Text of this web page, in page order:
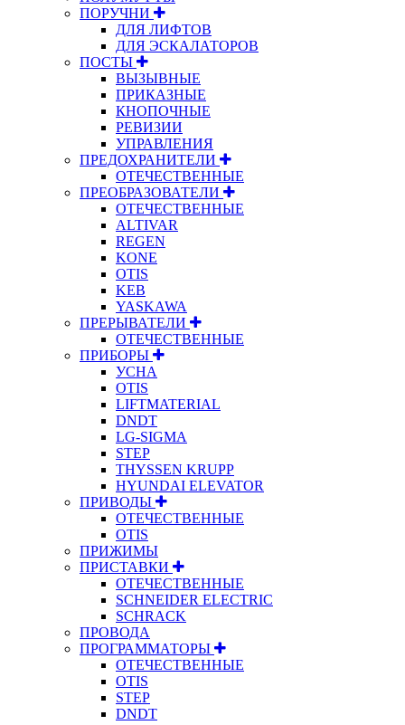
ПОРУЧНИ
ДЛЯ ЛИФТОВ
ДЛЯ ЭСКАЛАТОРОВ
ПОСТЫ
ВЫЗЫВНЫЕ
ПРИКАЗНЫЕ
КНОПОЧНЫЕ
РЕВИЗИИ
УПРАВЛЕНИЯ
ПРЕДОХРАНИТЕЛИ
ОТЕЧЕСТВЕННЫЕ
ПРЕОБРАЗОВАТЕЛИ
ОТЕЧЕСТВЕННЫЕ
ALTIVAR
REGEN
KONE
OTIS
KEB
YASKAWA
ПРЕРЫВАТЕЛИ
ОТЕЧЕСТВЕННЫЕ
ПРИБОРЫ
УСНА
OTIS
LIFTMATERIAL
DNDT
LG-SIGMA
STEP
THYSSEN KRUPP
HYUNDAI ELEVATOR
ПРИВОДЫ
ОТЕЧЕСТВЕННЫЕ
OTIS
ПРИЖИМЫ
ПРИСТАВКИ
ОТЕЧЕСТВЕННЫЕ
SCHNEIDER ELECTRIC
SCHRACK
ПРОВОДА
ПРОГРАММАТОРЫ
ОТЕЧЕСТВЕННЫЕ
OTIS
STEP
DNDT